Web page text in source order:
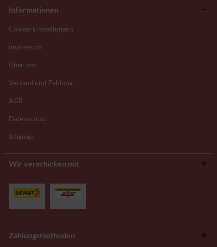
Informationen
Cookie-Einstellungen
Impressum
Über uns
Versand und Zahlung
AGB
Datenschutz
Sitemap
Wir verschicken mit
Zahlungsmethoden